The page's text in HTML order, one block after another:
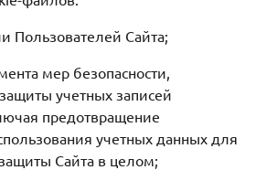
Сайта;
мер безопасности,
учетных записей
предотвращение
учетных данных для
Сайта в целом;